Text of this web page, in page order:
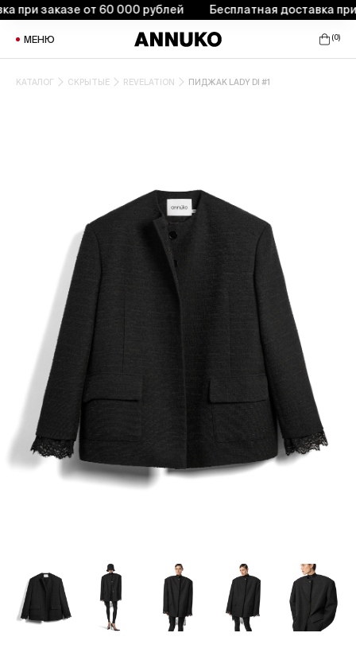
заказе от 60 000 рублей Бесплатная доставка при
МЕНЮ (0)
КАТАЛОГ СКРЫТЫЕ REVELATION ПИДЖАК LADY DI #1